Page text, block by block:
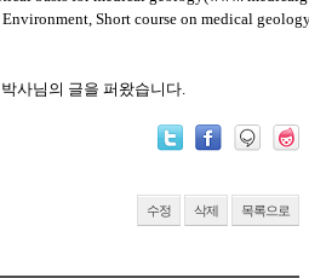
Short course on medical
사님의 글을 퍼왔습니다.
수정 삭제 목록으로